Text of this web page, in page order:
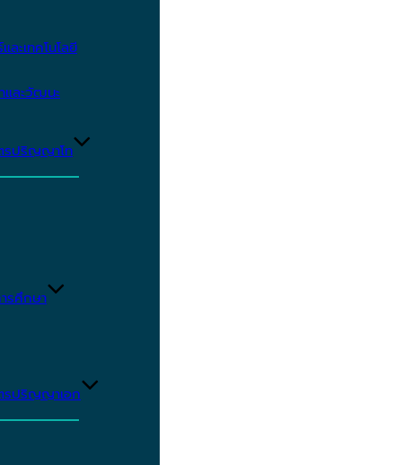
ะเทคโนโลยี
และวัฒนะ
รปริญญาโท
รศึกษา
รปริญญาเอก